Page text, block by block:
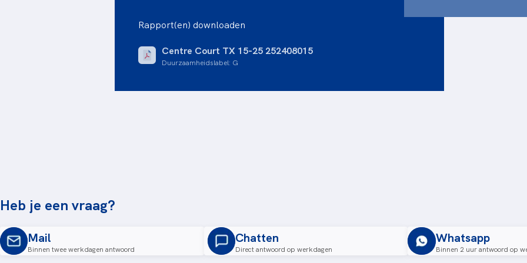
Rapport(en) downloaden
Centre Court TX 15-25 252408015
Duurzaamheidslabel: G
Heb je een vraag?
Mail
Binnen twee werkdagen antwoord
Chatten
Direct antwoord op werkdagen
Whatsapp
Binnen 2 uur antwoord op